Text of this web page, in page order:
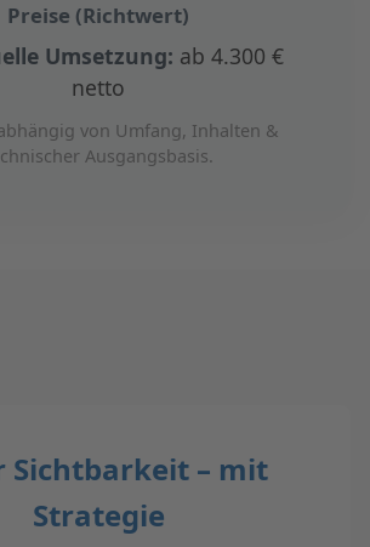
Preise (Richtwert)
Umsetzung: ab 4.300 €
netto
von Umfang, Inhalten &
Ausgangsbasis.
Sichtbarkeit – mit
Strategie